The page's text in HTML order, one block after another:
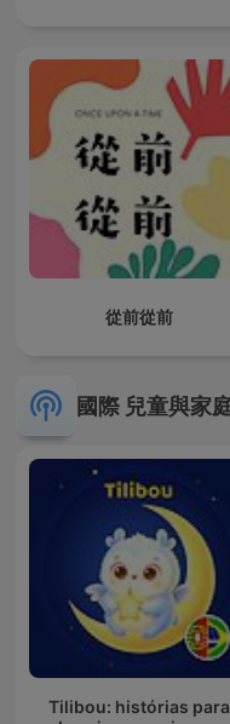
從前從前
國際 兒童與家
Tilibou: histórias para